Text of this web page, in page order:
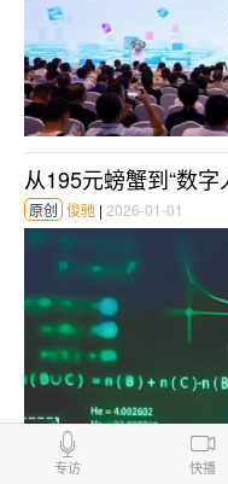
原创 俊驰 | 2026-01-01
专访 快播